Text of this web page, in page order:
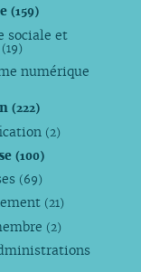
(159)
sociale et
(19)
numérique
(222)
(2)
(100)
(69)
(21)
(2)